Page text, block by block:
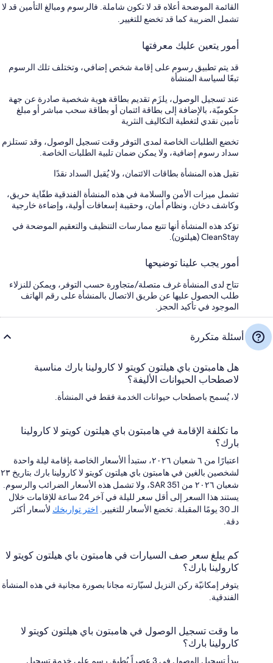
القائمة الموضحة أعلاه قد لا تكون شاملة. فالرسوم ومبالغ التأمين قد لا
تشمل الضريبة كما قد تخضع للتغيير.
أمور يتعين عليك معرفتها
قد يتم تطبيق رسوم على إقامة شخص إضافي، وتختلف تلك الرسوم
تبعًا لسياسة المنشأة
عند تسجيل الوصول، يلزَم تقديم بطاقة هوية شخصية صادرة عن جهة
حكوميّة، بالإضافة إلى بطاقة ائتمان أو بطاقة سحب مباشر أو مبلغ
تأمين نقدي لتغطية التكاليف النثرية
تخضع الطلبات الخاصة لمدى التوفر وقت تسجيل الوصول، وقد تستلزم
سداد رسوم إضافية، ولا يمكن ضمان تلبية الطلبات الخاصة.
تقبل هذه المنشأة بطاقات الائتمان، ولا يُقبل السداد نقدًا
تشمل ميزات الأمن والسلامة في هذه المنشأة الفندقية طفّاية حريق،
وكاشف دخان، ونظام أمان، وحقيبة إسعافات أولية، وإضاءة خارجية
تؤكد هذه المنشأة أنها تتبع ممارسات التنظيف والتعقيم الموضحة في
CleanStay (هيلتون).
أمور يجب علينا توضيحها
تتاح لدى المنشأة غرف متصلة/متجاورة حسب التوفر، ويمكن للنزلاء
طلب الحصول عليها عن طريق الاتصال بالمنشأة على رقم الهاتف
الموجود في تأكيد الحجز.
أسئلة متكررة
هل هامبتون باي هيلتون كويتو لا كارولينا بارك مناسبة
لاصطحاب الحيوانات الأليفة؟
لا، يُسمح باصطحاب حيوانات الخدمة فقط في المنشأة.
ما تكلفة الإقامة في هامبتون باي هيلتون كويتو لا كارولينا
بارك؟
اعتبارًا من ٦ شعبان ٢٠٢٦، ستبدأ الأسعار الخاصة بإقامة ليلة واحدة
لشخصين بالغين في هامبتون باي هيلتون كويتو لا كارولينا بارك بتاريخ ٢٣
شعبان ٢٠٢٦ من SAR 351، ولا تشمل هذه الأسعار الضرائب والرسوم.
يستند هذا السعر إلى أقل سعر لليلة في آخر 24 ساعة للإقامات خلال
الـ 30 يومًا المقبلة. تخضع الأسعار للتغيير.
اختر تواريخك لأسعار أكثر
دقة.
كم يبلغ سعر صف السيارات في هامبتون باي هيلتون كويتو لا
كارولينا بارك؟
يتوفر إمكانيّة ركن النزيل لسيّارته مجانا بصورة مجانية في هذه المنشأة
الفندقية.
ما وقت تسجيل الوصول في هامبتون باي هيلتون كويتو لا
كارولينا بارك؟
يبدأ تسجيل الوصول في 3 عصراً.يُطبق رسم على خدمة تسجيل